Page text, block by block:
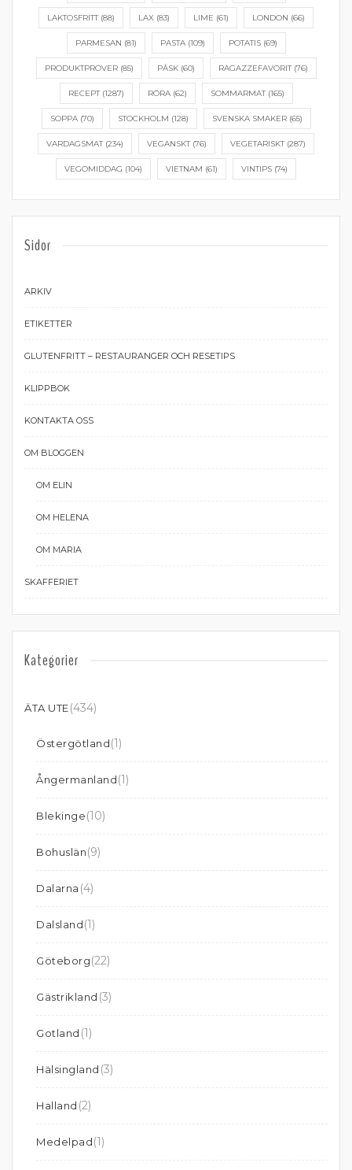
LAKTOSFRITT(88) LAX (83) LIME (61) LONDON (66)
PARMESAN (81) PASTA(109) POTATIS(69)
PRODUKTPROVER(85) PÅSK(60) RAGAZZEFAVORIT(76)
RECEPT(1287) RÖRA(62) SOMMARMAT(165)
SOPPA(70) STOCKHOLM (128) SVENSKA SMAKER(65)
VARDAGSMAT(234) VEGANSKT(76) VEGETARISKT(287)
VEGOMIDDAG (104) VIETNAM (61) VINTIPS (74)
Sidor
ARKIV
ETIKETTER
GLUTENFRITT – RESTAURANGER OCH RESETIPS
KLIPPBOK
KONTAKTA OSS
OM BLOGGEN
OM ELIN
OM HELENA
OM MARIA
SKAFFERIET
Kategorier
ÄTA UTE(434)
Östergötland(1)
Ångermanland(1)
Blekinge(10)
Bohuslän(9)
Dalarna (4)
Dalsland(1)
Göteborg(22)
Gästrikland (3)
Gotland (1)
Hälsingland (3)
Halland (2)
Medelpad(1)